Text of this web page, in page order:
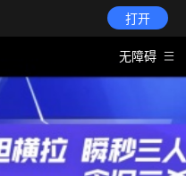
打开
无障碍